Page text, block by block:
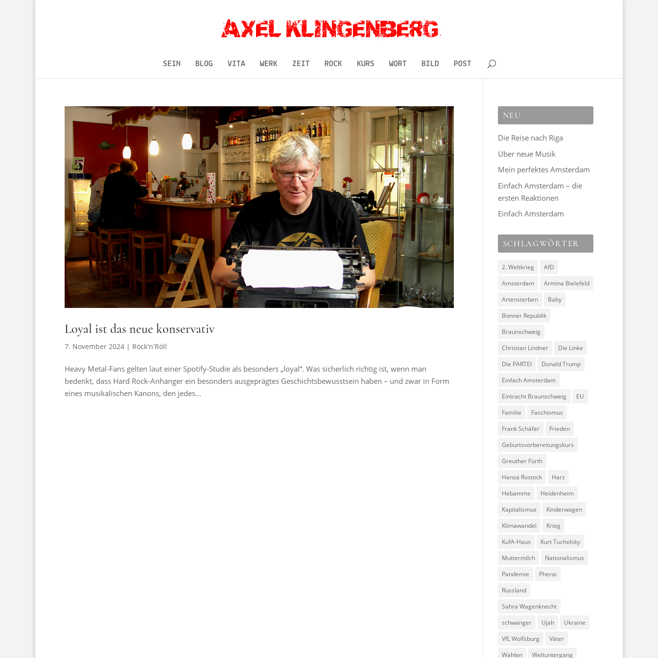
SEIN BLOG VITA WERK ZEIT ROCK KURS WORT BILD POST
Loyal ist das neue konservativ
7. November 2024 | Röck'n'Röll
Heavy Metal-Fans gelten laut einer Spotify-Studie als besonders „loyal“. Was sicherlich richtig ist, wenn man
bedenkt, dass Hard Rock-Anhänger ein besonders ausgeprägtes Geschichtsbewusstsein haben – und zwar in Form
eines musikalischen Kanons, den jedes...
NEU
Die Reise nach Riga
Über neue Musik
Mein perfektes Amsterdam
Einfach Amsterdam – die
ersten Reaktionen
Einfach Amsterdam
SCHLAGWÖRTER
2. Weltkrieg
AfD
Amsterdam
Armina Bielefeld
Artensterben
Baby
Bonner Republik
Braunschweig
Christian Lindner
Die Linke
Die PARTEI
Donald Trump
Einfach Amsterdam
Eintracht Braunschweig
EU
Familie
Faschismus
Frank Schäfer
Frieden
Geburtsvorbereitungskurs
Greuther Fürth
Hansa Rostock
Harz
Hebamme
Heidenheim
Kapitalismus
Kinderwagen
Klimawandel
Krieg
KufA-Haus
Kurt Tucholsky
Muttermilch
Nationalismus
Pandemie
Pherai
Russland
Sahra Wagenknecht
schwanger
Ujah
Ukraine
VfL Wolfsburg
Väter
Wahlen
Weltuntergang